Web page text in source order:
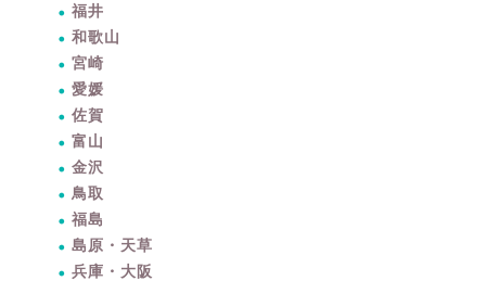
福井
和歌山
宮崎
愛媛
佐賀
富山
金沢
鳥取
福島
島原・天草
兵庫・大阪